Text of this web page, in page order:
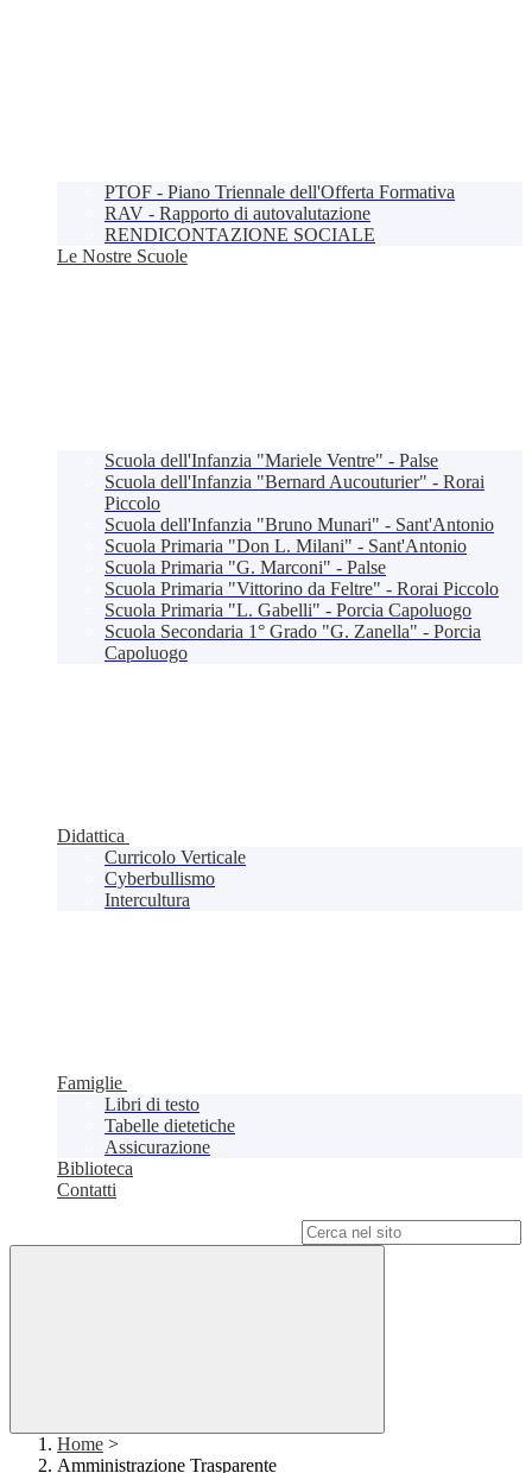
PTOF - Piano Triennale dell'Offerta Formativa
RAV - Rapporto di autovalutazione
RENDICONTAZIONE SOCIALE
Le Nostre Scuole
Scuola dell'Infanzia "Mariele Ventre" - Palse
Scuola dell'Infanzia "Bernard Aucouturier" - Rorai
Piccolo
Scuola dell'Infanzia "Bruno Munari" - Sant'Antonio
Scuola Primaria "Don L. Milani" - Sant'Antonio
Scuola Primaria "G. Marconi" - Palse
Scuola Primaria "Vittorino da Feltre" - Rorai Piccolo
Scuola Primaria "L. Gabelli" - Porcia Capoluogo
Scuola Secondaria 1° Grado "G. Zanella" - Porcia
Capoluogo
Didattica
Curricolo Verticale
Cyberbullismo
Intercultura
Famiglie
Libri di testo
Tabelle dietetiche
Assicurazione
Biblioteca
Contatti
Home >
Amministrazione Trasparente